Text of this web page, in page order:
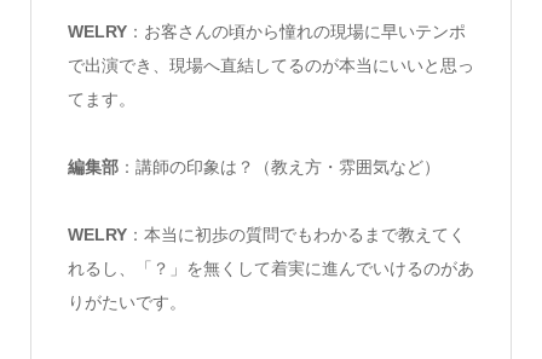
WELRY：お客さんの頃から憧れの現場に早いテンポ
で出演でき、現場へ直結してるのが本当にいいと思っ
てます。
編集部：講師の印象は？（教え方・雰囲気など）
WELRY：本当に初歩の質問でもわかるまで教えてく
れるし、「？」を無くして着実に進んでいけるのがあ
りがたいです。